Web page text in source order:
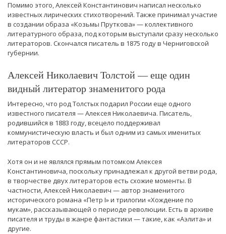
Помимо этого, Алексей Константинович написал несколько
известных лирических стихотворений. Также принимал участие
в создании образа «Козьмы Пруткова» — коллективного
литературного образа, под которым выступали сразу несколько
литераторов. Скончался писатель в 1875 году в Черниговской
губернии.
Алексей Николаевич Толстой — еще один
видный литератор знаменитого рода
Интересно, что род Толстых подарил России еще одного
известного писателя — Алексея Николаевича. Писатель,
родившийся в 1883 году, всецело поддерживал
коммунистическую власть и был одним из самых именитых
литераторов СССР.
Хотя он и не являлся прямым потомком Алексея
Константиновича, поскольку принадлежал к другой ветви рода,
в творчестве двух литераторов есть схожие моменты. В
частности, Алексей Николаевич — автор знаменитого
исторического романа «Петр I» и трилогии «Хождение по
мукам», рассказывающей о периоде революции. Есть в архиве
писателя и труды в жанре фантастики — такие, как «Аэлита» и
другие.